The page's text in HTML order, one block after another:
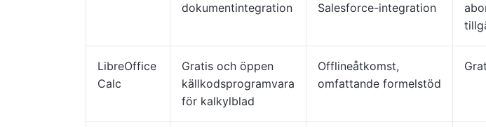
dokumentintegration
Salesforce-integration
LibreOffice
Calc
Gratis och öppen
källkodsprogramvara
för kalkylblad
Offlineåtkomst,
omfattande formelstöd